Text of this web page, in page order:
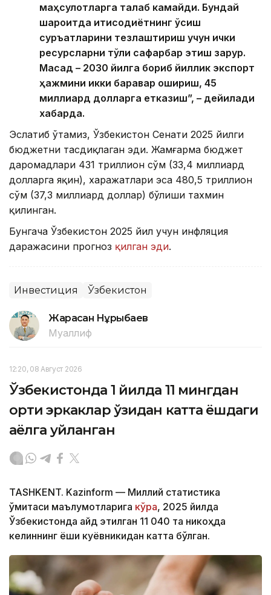
маҳсулотларга талаб камайди. Бундай
шароитда иқтисодиётнинг ўсиш
суръатларини тезлаштириш учун ички
ресурсларни тўлиқ сафарбар этиш зарур.
Мақсад – 2030 йилга бориб йиллик экспорт
ҳажмини икки баравар ошириш, 45
миллиард долларга етказиш”, – дейилади
хабарда.
Эслатиб ўтамиз, Ўзбекистон Сенати 2025 йилги
бюджетни тасдиқлаган эди. Жамғарма бюджет
даромадлари 431 триллион сўм (33,4 миллиард
долларга яқин), харажатлари эса 480,5 триллион
сўм (37,3 миллиард доллар) бўлиши тахмин
қилинган.
Бунгача Ўзбекистон 2025 йил учун инфляция
даражасини прогноз қилган эди.
Инвестиция Ўзбекистон
Жарасқан Нұрыбаев
Муаллиф
12:20, 08 Август 2026
Ўзбекистонда 1 йилда 11 мингдан
ортиқ эркаклар ўзидан катта ёшдаги
аёлга уйланган
TASHKENT. Kazinform — Миллий статистика
қўмитаси маълумотларига кўра, 2025 йилда
Ўзбекистонда қайд этилган 11 040 та никоҳда
келиннинг ёши куёвникидан катта бўлган.